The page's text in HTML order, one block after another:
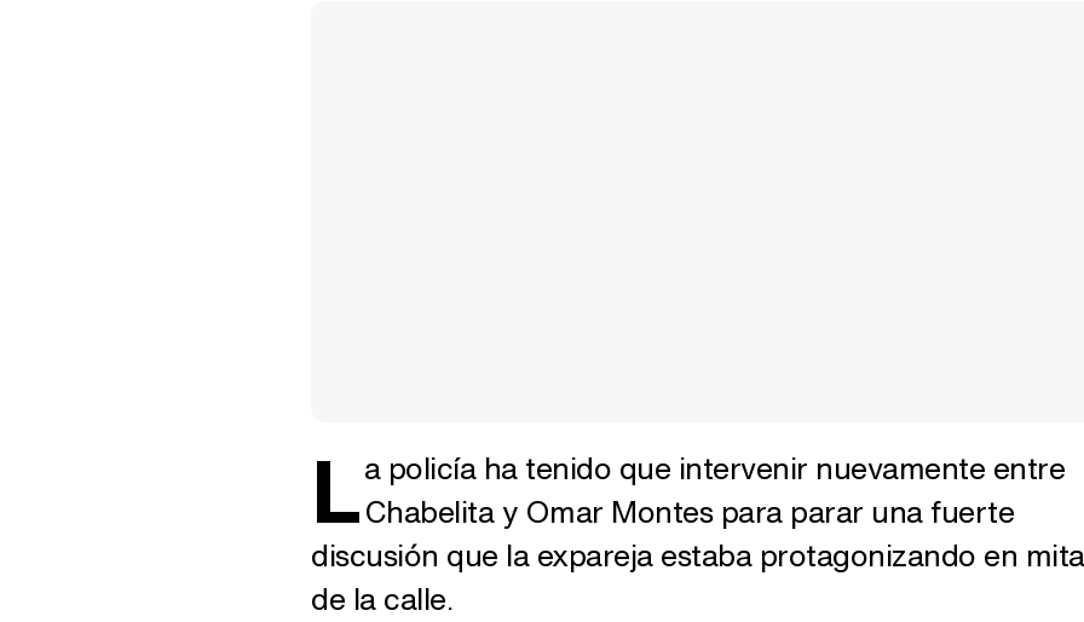
La policía ha tenido que intervenir nuevamente entre
Chabelita y Omar Montes para parar una fuerte
discusión que la expareja estaba protagonizando en
de la calle.